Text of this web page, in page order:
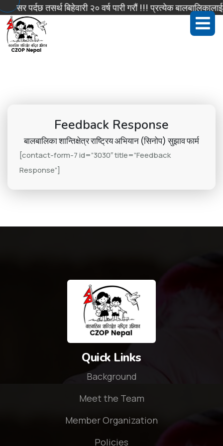
पर्दछ तसर्थ बिहेवारी २० वर्ष पारी गरौं !!! प्रत्येक
Feedback Response
बालबालिका शान्तिक्षेत्र राष्ट्रिय अभियान (सिनोप) सुझाव फार्म
[contact-form-7 id=”3030″ title=”Feedback
Response”]
Quick Links
Background
Meet the Team
Member Organization
Policies